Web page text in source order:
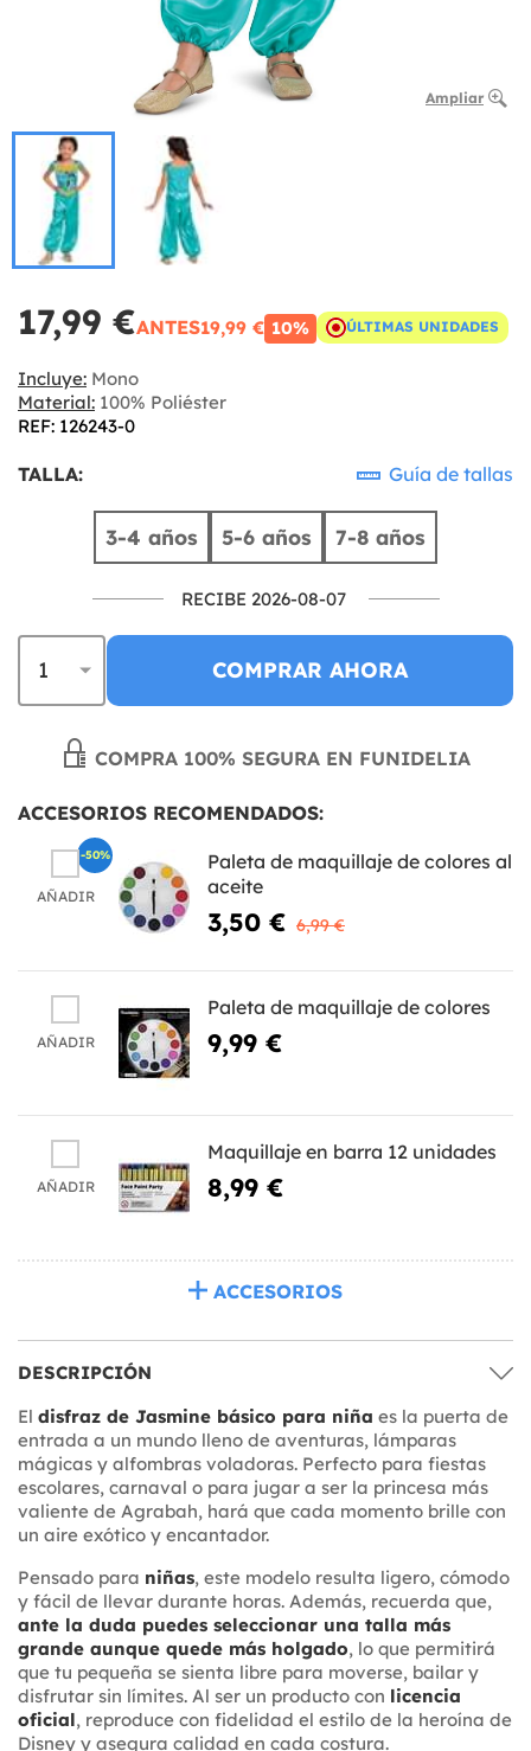
Ampliar
17,99 €ANTES19,99 € 10% ÚLTIMAS UNIDADES
Incluye: Mono
Material: 100% Poliéster
REF: 126243-0
TALLA: Guía de tallas
3-4 años 5-6 años 7-8 años
RECIBE 2026-08-07
COMPRAR AHORA
COMPRA 100% SEGURA EN FUNIDELIA
ACCESORIOS RECOMENDADOS:
AÑADIR
Paleta de maquillaje de colores al
aceite
3,50 € 6,99 €
-50%
AÑADIR
Paleta de maquillaje de colores
9,99 €
AÑADIR
Maquillaje en barra 12 unidades
8,99 €
ACCESORIOS
DESCRIPCIÓN
El disfraz de Jasmine básico para niña es la puerta de
entrada a un mundo lleno de aventuras, lámparas
mágicas y alfombras voladoras. Perfecto para fiestas
escolares, carnaval o para jugar a ser la princesa más
valiente de Agrabah, hará que cada momento brille con
un aire exótico y encantador.
Pensado para niñas, este modelo resulta ligero, cómodo
y fácil de llevar durante horas. Además, recuerda que,
ante la duda puedes seleccionar una talla más
grande aunque quede más holgado, lo que permitirá
que tu pequeña se sienta libre para moverse, bailar y
disfrutar sin límites. Al ser un producto con licencia
oficial, reproduce con fidelidad el estilo de la heroína de
Disney y asegura calidad en cada costura.